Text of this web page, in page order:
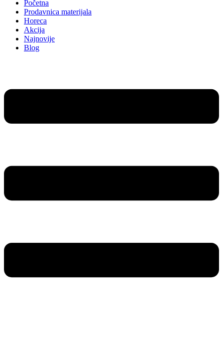
Početna
Prodavnica materijala
Horeca
Akcija
Najnovije
Blog